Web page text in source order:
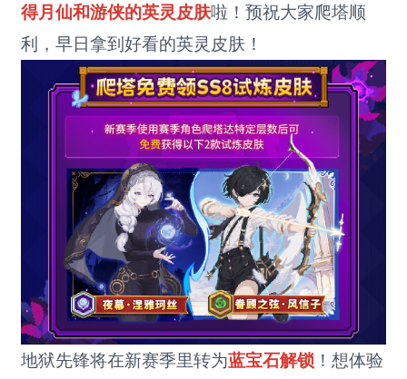
得月仙和游侠的英灵皮肤啦！预祝大家爬塔顺
利，早日拿到好看的英灵皮肤！
地狱先锋将在新赛季里转为蓝宝石解锁 ！想体验